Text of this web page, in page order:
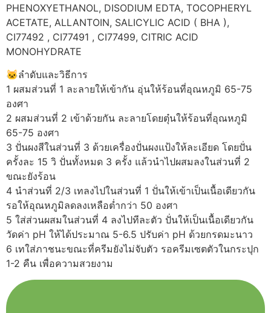
PHENOXYETHANOL, DISODIUM EDTA, TOCOPHERYL
ACETATE, ALLANTOIN, SALICYLIC ACID ( BHA ),
CI77492 , CI77491 , CI77499, CITRIC ACID
MONOHYDRATE
🐱ลำดับและวิธีการ
1 ผสมส่วนที่ 1 ละลายให้เข้ากัน อุ่นให้ร้อนที่อุณหภูมิ 65-75
องศา
2 ผสมส่วนที่ 2 เข้าด้วยกัน ละลายโดยตุ๋นให้ร้อนที่อุณหภูมิ
65-75 องศา
3 ปั่นผงสีในส่วนที่ 3 ด้วยเครื่องปั่นผงแป้งให้ละเอียด โดยปั่น
ครั้งละ 15 วิ ปั่นทั้งหมด 3 ครั้ง แล้วนำไปผสมลงในส่วนที่ 2
ขณะยังร้อน
4 นำส่วนที่ 2/3 เทลงไปในส่วนที่ 1 ปั่นให้เข้าเป็นเนื้อเดียวกัน
รอให้อุณหภูมิลดลงเหลือต่ำกว่า 50 องศา
5 ใส่ส่วนผสมในส่วนที่ 4 ลงไปทีละตัว ปั่นให้เป็นเนื้อเดียวกัน
วัดค่า pH ให้ได้ประมาณ 5-6.5 ปรับค่า pH ด้วยกรดมะนาว
6 เทใส่ภาชนะขณะที่ครีมยังไม่จับตัว รอครีมเซตตัวในกระปุก
1-2 คืน เพื่อความสวยงาม